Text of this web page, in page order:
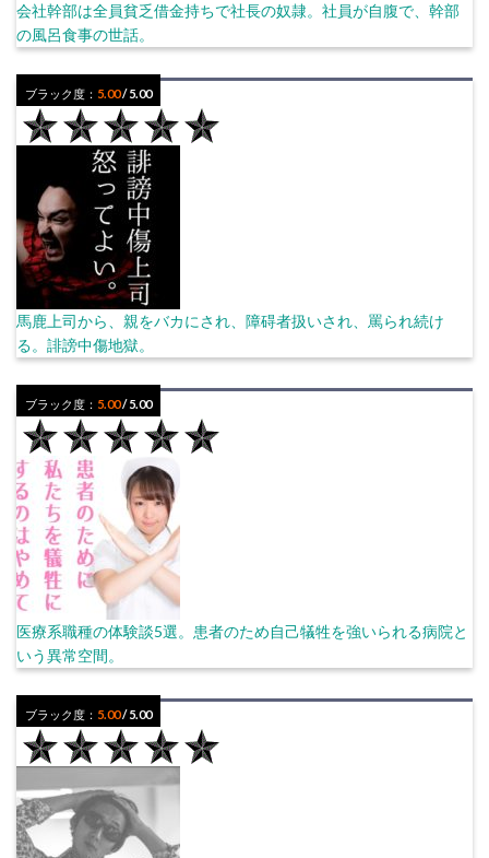
会社幹部は全員貧乏借金持ちで社長の奴隷。社員が自腹で、幹部
の風呂食事の世話。
ブラック度： 5.00/ 5.00
馬鹿上司から、親をバカにされ、障碍者扱いされ、罵られ続け
る。誹謗中傷地獄。
ブラック度： 5.00/ 5.00
医療系職種の体験談5選。患者のため自己犠牲を強いられる病院と
いう異常空間。
ブラック度： 5.00/ 5.00